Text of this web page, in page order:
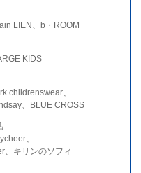
LIEN、b・ROOM
KIDS
childrenswear、
、BLUE CROSS
、
、キリンのソフィ